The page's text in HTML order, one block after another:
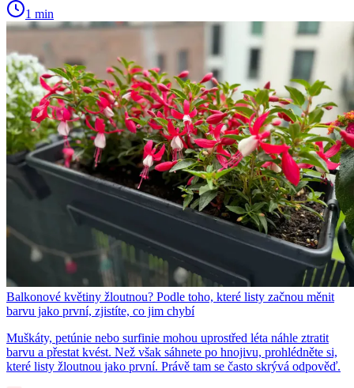
1 min
Balkonové květiny žloutnou? Podle toho, které listy začnou měnit
barvu jako první, zjistíte, co jim chybí
Muškáty, petúnie nebo surfinie mohou uprostřed léta náhle ztratit
barvu a přestat kvést. Než však sáhnete po hnojivu, prohlédněte si,
které listy žloutnou jako první. Právě tam se často skrývá odpověď.